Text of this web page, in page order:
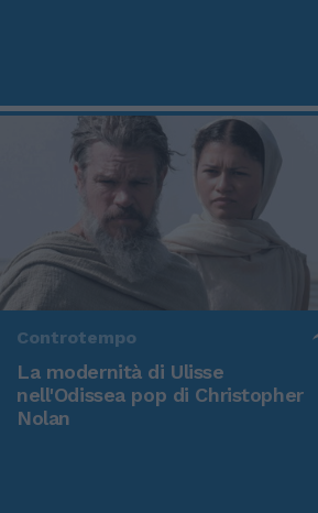
Controtempo
La modernità di Ulisse
nell'Odissea pop di Christopher
Nolan